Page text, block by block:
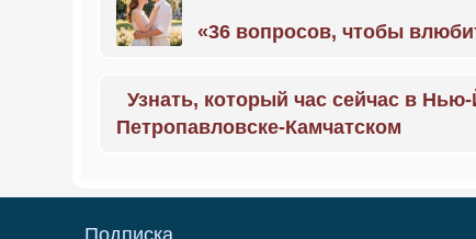
«36 вопросов, чтобы
Узнать, который час сейчас в
Петропавловске-Камчатском
Подписка